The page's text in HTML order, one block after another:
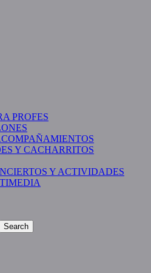
PROFES
Y CACHARRITOS
Y ACTIVIDADES